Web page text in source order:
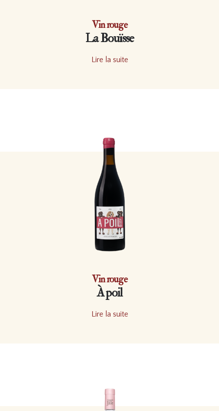
Vin rouge
La Bouïsse
Lire la suite
Vin rouge
À poil
Lire la suite